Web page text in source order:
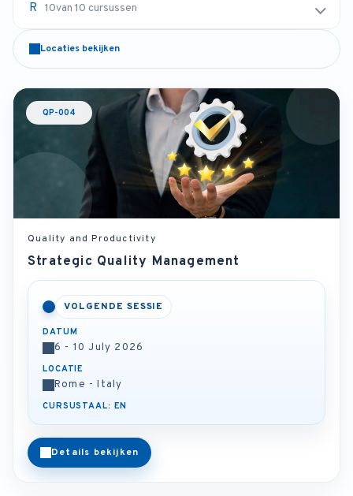
10van 10 cursussen
Locaties bekijken
QP-004
Quality and Productivity
Strategic Quality Management
VOLGENDE SESSIE
DATUM
6 - 10 July 2026
LOCATIE
Rome - Italy
CURSUSTAAL: EN
Details bekijken